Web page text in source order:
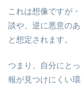
これは想像ですが
談や、逆に悪意の
と想定されます。
つまり、自分にと
報が見つけにくい